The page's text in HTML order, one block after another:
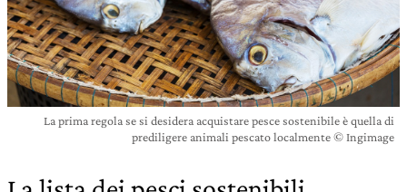
La prima regola se si desidera acquistare pesce sostenibile è quella di
prediligere animali pescato localmente © Ingimage